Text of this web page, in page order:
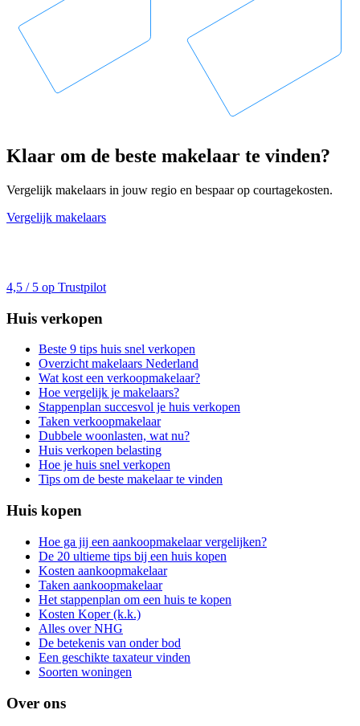
Klaar om de beste makelaar te vinden?
Vergelijk makelaars in jouw regio en bespaar op courtagekosten.
Vergelijk makelaars
4,5 / 5 op Trustpilot
Huis verkopen
Beste 9 tips huis snel verkopen
Overzicht makelaars Nederland
Wat kost een verkoopmakelaar?
Hoe vergelijk je makelaars?
Stappenplan succesvol je huis verkopen
Taken verkoopmakelaar
Dubbele woonlasten, wat nu?
Huis verkopen belasting
Hoe je huis snel verkopen
Tips om de beste makelaar te vinden
Huis kopen
Hoe ga jij een aankoopmakelaar vergelijken?
De 20 ultieme tips bij een huis kopen
Kosten aankoopmakelaar
Taken aankoopmakelaar
Het stappenplan om een huis te kopen
Kosten Koper (k.k.)
Alles over NHG
De betekenis van onder bod
Een geschikte taxateur vinden
Soorten woningen
Over ons